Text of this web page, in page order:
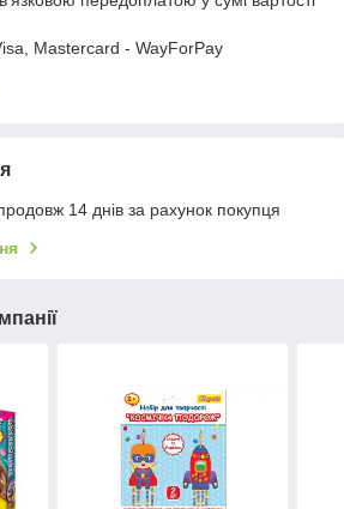
Mastercard - WayForPay
14 днів за рахунок покупця